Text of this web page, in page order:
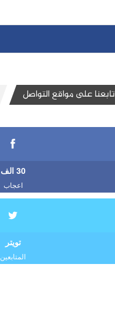
تابعنا على مواقع التواصل
30 الف
اعجاب
تويتر
المتابعين